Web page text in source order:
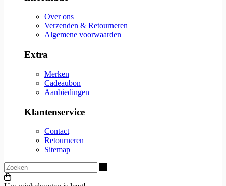
Over ons
Verzenden & Retourneren
Algemene voorwaarden
Extra
Merken
Cadeaubon
Aanbiedingen
Klantenservice
Contact
Retourneren
Sitemap